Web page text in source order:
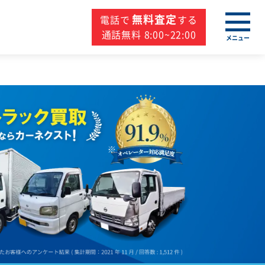
電話で 無料査定する
通話無料 8:00~22:00
メニュー